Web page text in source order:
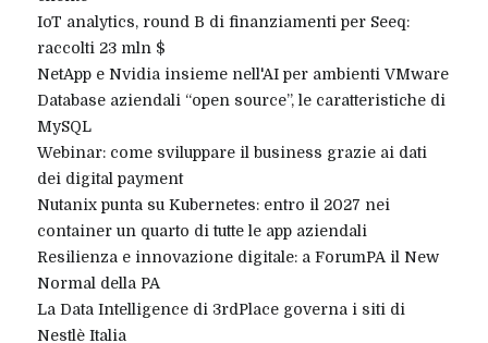
IoT analytics, round B di finanziamenti per Seeq:
raccolti 23 mln $
NetApp e Nvidia insieme nell'AI per ambienti VMware
Database aziendali “open source”, le caratteristiche di
MySQL
Webinar: come sviluppare il business grazie ai dati
dei digital payment
Nutanix punta su Kubernetes: entro il 2027 nei
container un quarto di tutte le app aziendali
Resilienza e innovazione digitale: a ForumPA il New
Normal della PA
La Data Intelligence di 3rdPlace governa i siti di
Nestlè Italia